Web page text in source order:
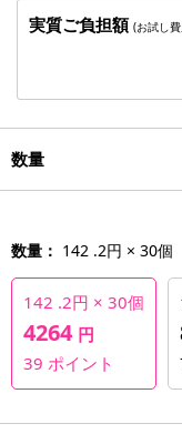
実質ご負担額 (お試し
数量
数量： 142 .2円 × 30個
142 .2円 × 30個
4264 円
39 ポイント